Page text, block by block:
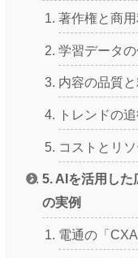
著作権と商
学習データの
内容の品質
トレンドの
コストとリ
5. AIを活用し
の実例
電通の「